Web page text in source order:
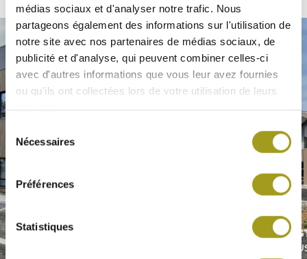
médias sociaux et d'analyser notre trafic. Nous
partageons également des informations sur l'utilisation de
notre site avec nos partenaires de médias sociaux, de
publicité et d'analyse, qui peuvent combiner celles-ci
avec d'autres informations que vous leur avez fournies
ou qu'ils ont collectées lors de votre utilisation de leurs
services.
consentement
Nécessaires
Préférences
Statistiques
HENNEQUIN ARTY